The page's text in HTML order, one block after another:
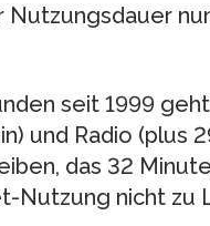
Nutzungsdauer
seit 1999
und Radio (plus
das 32
Nutzung nicht zu